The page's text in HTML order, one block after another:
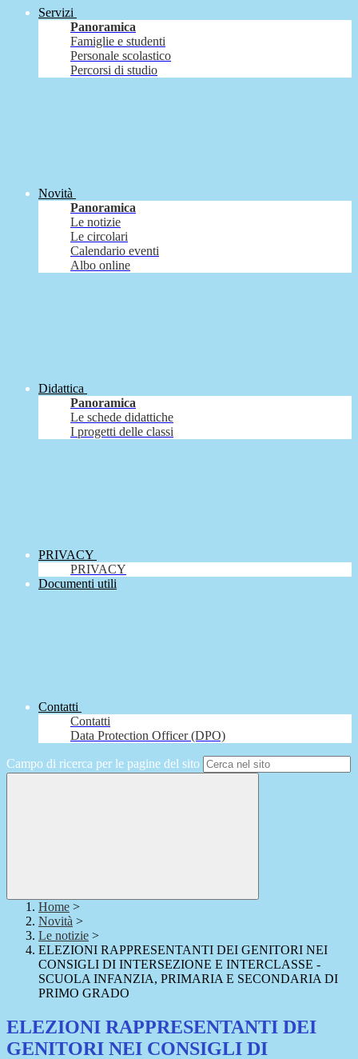
Servizi
Panoramica
Famiglie e studenti
Personale scolastico
Percorsi di studio
Novità
Panoramica
Le notizie
Le circolari
Calendario eventi
Albo online
Didattica
Panoramica
Le schede didattiche
I progetti delle classi
PRIVACY
PRIVACY
Documenti utili
Contatti
Contatti
Data Protection Officer (DPO)
Campo di ricerca per le pagine del sito
Home >
Novità >
Le notizie >
ELEZIONI RAPPRESENTANTI DEI GENITORI NEI
CONSIGLI DI INTERSEZIONE E INTERCLASSE -
SCUOLA INFANZIA, PRIMARIA E SECONDARIA DI
PRIMO GRADO
ELEZIONI RAPPRESENTANTI DEI
GENITORI NEI CONSIGLI DI